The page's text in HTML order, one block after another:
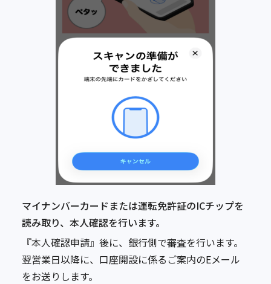
マイナンバーカードまたは運転免許証のICチップを
読み取り、本人確認を行います。
『本人確認申請』後に、銀行側で審査を行います。
翌営業日以降に、口座開設に係るご案内のEメール
をお送りします。